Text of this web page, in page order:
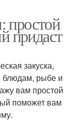
простой
придаст
закуска,
блюдам, рыбе и
вам простой
поможет вам